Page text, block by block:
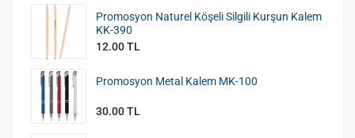
Promosyon Naturel Köşeli Silgili Kurşun Kalem
KK-390
12.00 TL
Promosyon Metal Kalem MK-100
30.00 TL